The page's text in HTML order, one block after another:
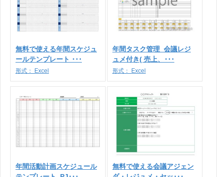
無料で使える年間スケジュ
ールテンプレート ･･･
形式： Excel
年間タスク管理_会議レジ
ュメ付き( 売上、･･･
形式： Excel
年間活動計画スケジュール
無料で使える会議アジェン